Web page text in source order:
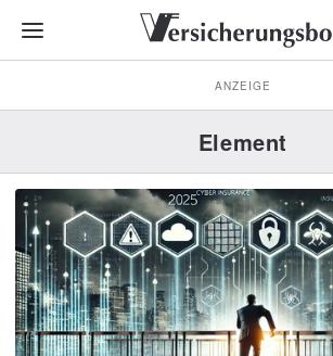
ANZEIGE
Element